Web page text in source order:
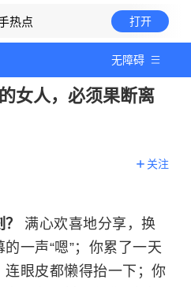
热点 打开
无障碍
女人，必须果断离
关注
满心欢喜地分享，换
一声“嗯”；你累了一天
连眼皮都懒得抬一下；你